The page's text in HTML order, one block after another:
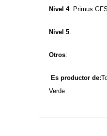
Nivel 4: Primus GFS
Nivel 5:
Otros:
Es productor de:
Verde